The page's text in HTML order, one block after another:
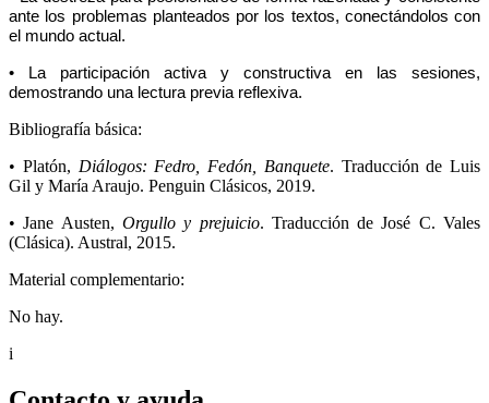
ante los problemas planteados por los textos, conectándolos con
el mundo actual.
• La participación activa y constructiva en las sesiones,
demostrando una lectura previa reflexiva.
Bibliografía básica:
• Platón, Diálogos: Fedro, Fedón, Banquete. Traducción de Luis
Gil y María Araujo. Penguin Clásicos, 2019.
• Jane Austen, Orgullo y prejuicio. Traducción de José C. Vales
(Clásica). Austral, 2015.
Material complementario:
No hay.
i